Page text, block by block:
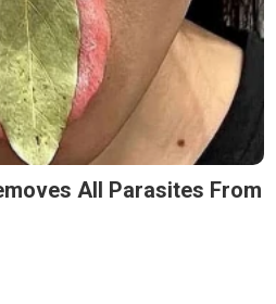
All Parasites From